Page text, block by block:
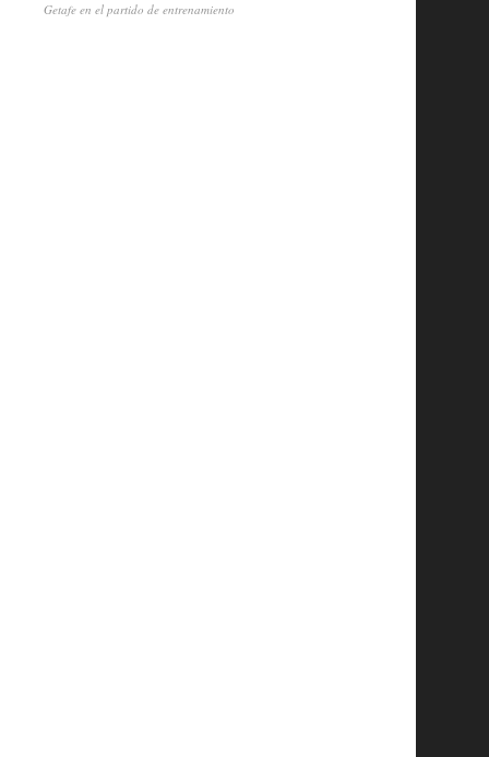
Getafe en el partido de entrenamiento